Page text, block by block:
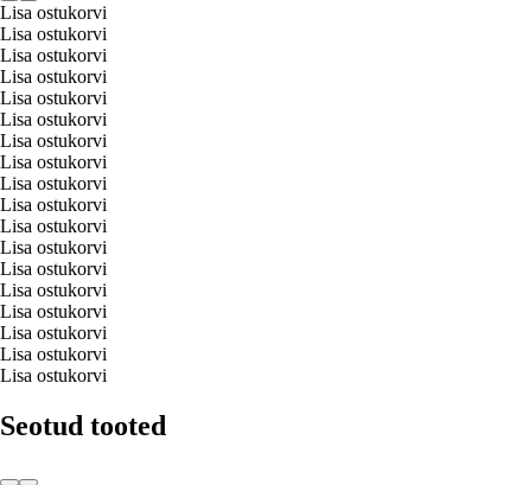
Lisa ostukorvi
Lisa ostukorvi
Lisa ostukorvi
Lisa ostukorvi
Lisa ostukorvi
Lisa ostukorvi
Lisa ostukorvi
Lisa ostukorvi
Lisa ostukorvi
Lisa ostukorvi
Lisa ostukorvi
Lisa ostukorvi
Lisa ostukorvi
Lisa ostukorvi
Lisa ostukorvi
Lisa ostukorvi
Lisa ostukorvi
Lisa ostukorvi
Seotud tooted